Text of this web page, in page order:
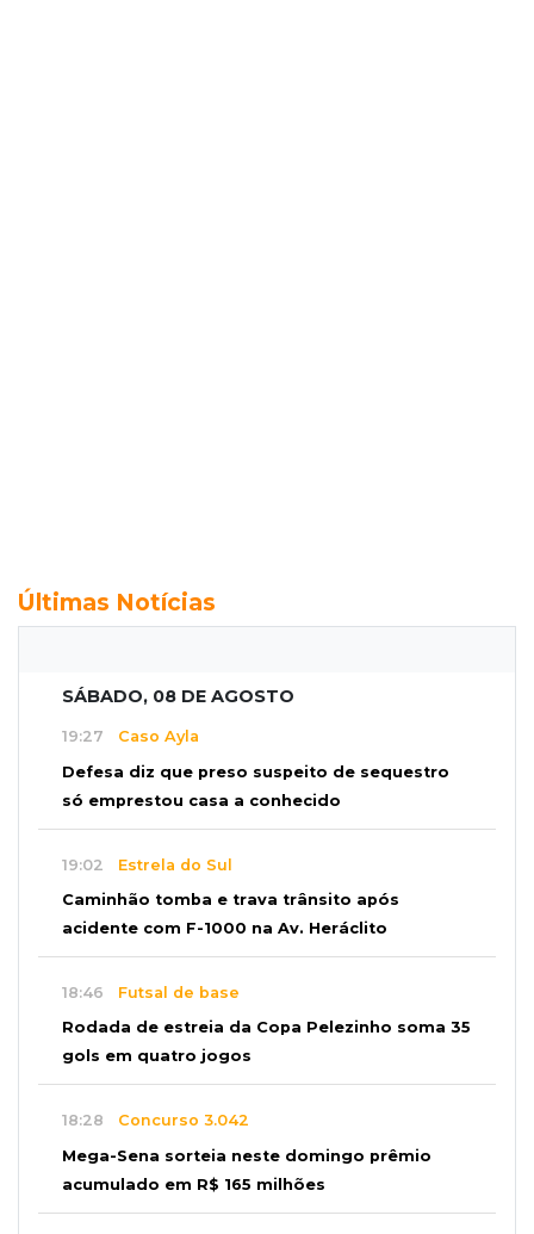
Últimas Notícias
SÁBADO, 08 DE AGOSTO
19:27 Caso Ayla
Defesa diz que preso suspeito de sequestro
só emprestou casa a conhecido
19:02 Estrela do Sul
Caminhão tomba e trava trânsito após
acidente com F-1000 na Av. Heráclito
18:46 Futsal de base
Rodada de estreia da Copa Pelezinho soma 35
gols em quatro jogos
18:28 Concurso 3.042
Mega-Sena sorteia neste domingo prêmio
acumulado em R$ 165 milhões